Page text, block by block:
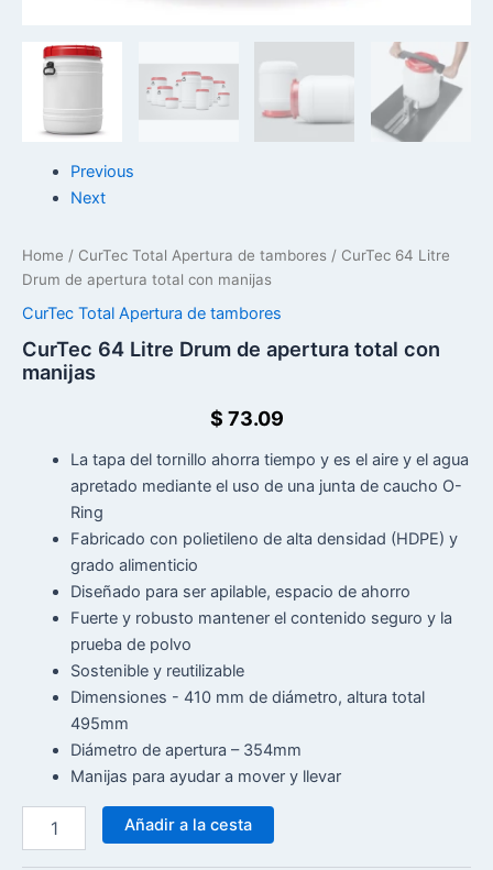
Previous
Next
Home / CurTec Total Apertura de tambores / CurTec 64 Litre
Drum de apertura total con manijas
CurTec Total Apertura de tambores
CurTec 64 Litre Drum de apertura total con
manijas
$ 73.09
La tapa del tornillo ahorra tiempo y es el aire y el agua
apretado mediante el uso de una junta de caucho O-
Ring
Fabricado con polietileno de alta densidad (HDPE) y
grado alimenticio
Diseñado para ser apilable, espacio de ahorro
Fuerte y robusto mantener el contenido seguro y la
prueba de polvo
Sostenible y reutilizable
Dimensiones - 410 mm de diámetro, altura total
495mm
Diámetro de apertura – 354mm
Manijas para ayudar a mover y llevar
Añadir a la cesta